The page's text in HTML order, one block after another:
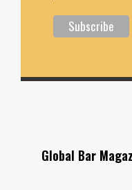
Global Bar